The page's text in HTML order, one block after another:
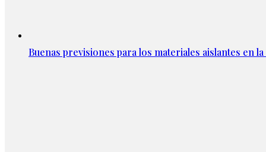
Buenas previsiones para los materiales aislantes en